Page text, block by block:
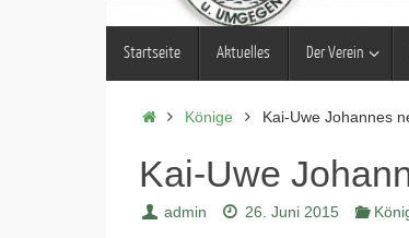
Inhalt
springen
Startseite Aktuelles Der Verein
StartKönige Kai-Uwe Johannes
Kai-Uwe
admin 26. Juni 2015